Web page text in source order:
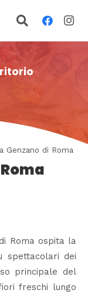
Genzano di Roma
Roma ospita la
spettacolari dei
principale del
freschi lungo